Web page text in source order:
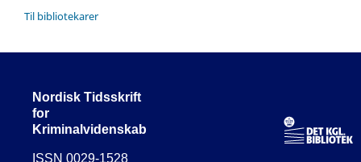
Til bibliotekarer
Nordisk Tidsskrift
for
Kriminalvidenskab
ISSN 0029-1528